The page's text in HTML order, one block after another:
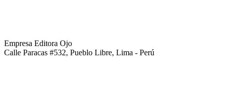
Empresa Editora Ojo
Calle Paracas #532, Pueblo Libre, Lima - Perú